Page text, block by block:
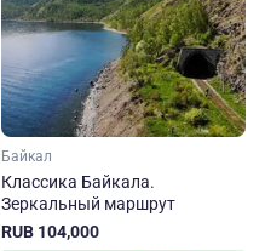
Байкал
Классика Байкала.
Зеркальный маршрут
RUB 104,000